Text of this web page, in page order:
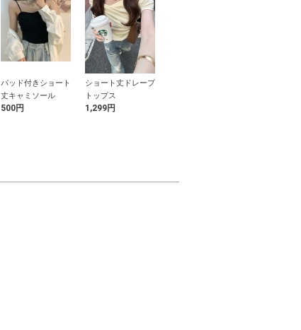
パッド付きショート
丈キャミソール
500円
ショート丈ドレープ
トップス
1,299円